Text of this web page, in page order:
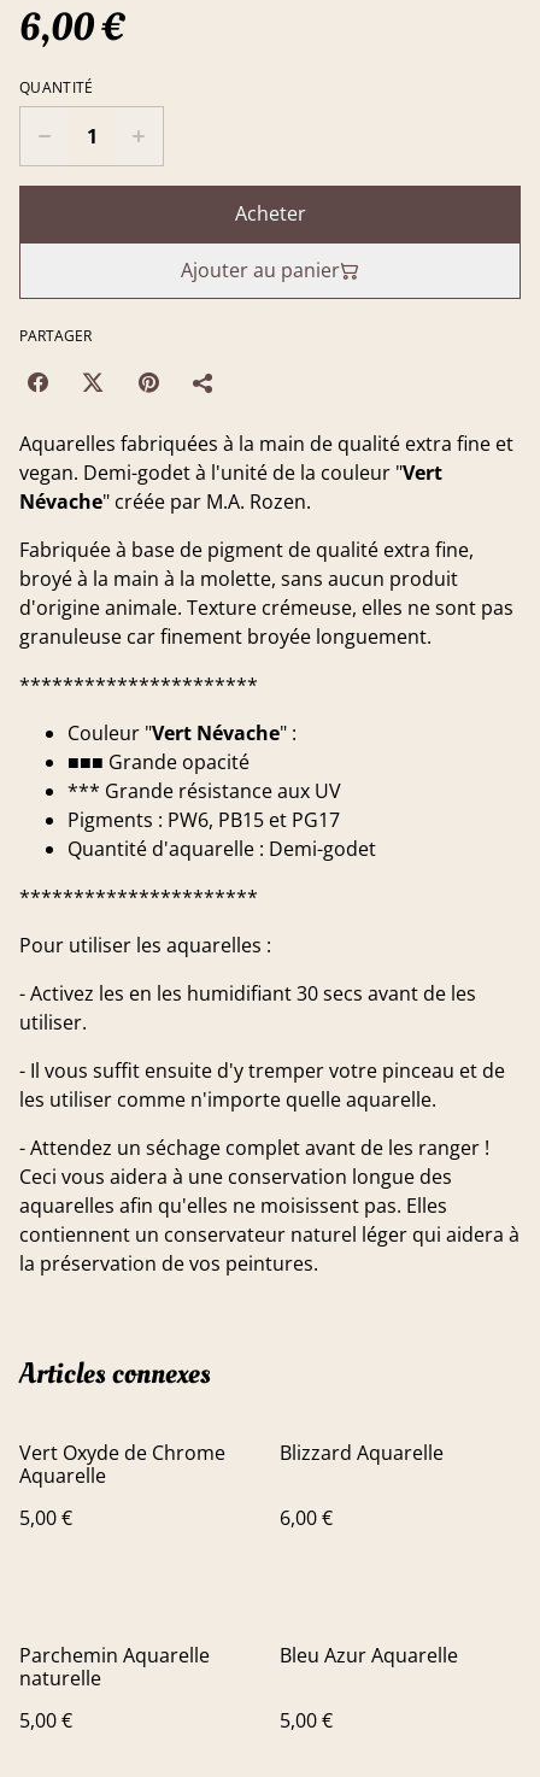
6,00 €
QUANTITÉ
Acheter
Ajouter au panier
PARTAGER
Aquarelles fabriquées à la main de qualité extra fine et
vegan. Demi-godet à l'unité de la couleur "Vert
Névache" créée par M.A. Rozen.
Fabriquée à base de pigment de qualité extra fine,
broyé à la main à la molette, sans aucun produit
d'origine animale. Texture crémeuse, elles ne sont pas
granuleuse car finement broyée longuement.
**********************
Couleur "Vert Névache" :
■■■ Grande opacité
*** Grande résistance aux UV
Pigments : PW6, PB15 et PG17
Quantité d'aquarelle : Demi-godet
**********************
Pour utiliser les aquarelles :
- Activez les en les humidifiant 30 secs avant de les
utiliser.
- Il vous suffit ensuite d'y tremper votre pinceau et de
les utiliser comme n'importe quelle aquarelle.
- Attendez un séchage complet avant de les ranger !
Ceci vous aidera à une conservation longue des
aquarelles afin qu'elles ne moisissent pas. Elles
contiennent un conservateur naturel léger qui aidera à
la préservation de vos peintures.
Articles connexes
Vert Oxyde de Chrome
Aquarelle
5,00 €
Blizzard Aquarelle
6,00 €
Parchemin Aquarelle
naturelle
5,00 €
Bleu Azur Aquarelle
5,00 €